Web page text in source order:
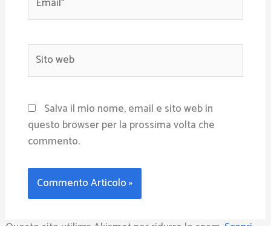
web
Salva il mio nome, email e sito web in
questo browser per la prossima volta che
commento.